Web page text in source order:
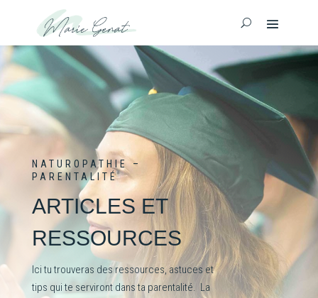
NATUROPATHIE –
PARENTALITÉ
ARTICLES ET
RESSOURCES
Ici tu trouveras des ressources, astuces et
tips qui te serviront dans ta parentalité. La